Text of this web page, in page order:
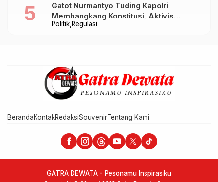
Politik Regulasi
Gatot Nurmantyo Tuding Kapolri
Membangkang Konstitusi, Aktivis
Tegaskan Polri Tak Punya Sejarah
BerandaKontakRedaksiSouvenirTentang Kami
GATRA DEWATA - Pesonamu Inspirasiku